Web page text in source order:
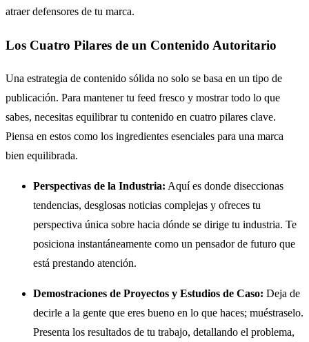
atraer defensores de tu marca.
Los Cuatro Pilares de un Contenido Autoritario
Una estrategia de contenido sólida no solo se basa en un tipo de
publicación. Para mantener tu feed fresco y mostrar todo lo que
sabes, necesitas equilibrar tu contenido en cuatro pilares clave.
Piensa en estos como los ingredientes esenciales para una marca
bien equilibrada.
Perspectivas de la Industria: Aquí es donde diseccionas
tendencias, desglosas noticias complejas y ofreces tu
perspectiva única sobre hacia dónde se dirige tu industria. Te
posiciona instantáneamente como un pensador de futuro que
está prestando atención.
Demostraciones de Proyectos y Estudios de Caso: Deja de
decirle a la gente que eres bueno en lo que haces; muéstraselo.
Presenta los resultados de tu trabajo, detallando el problema,